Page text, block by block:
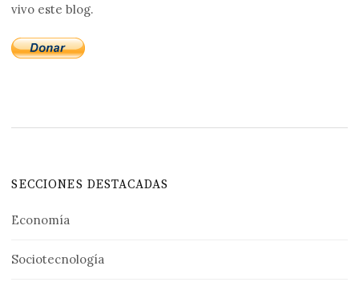
vivo este blog.
SECCIONES DESTACADAS
Economía
Sociotecnología